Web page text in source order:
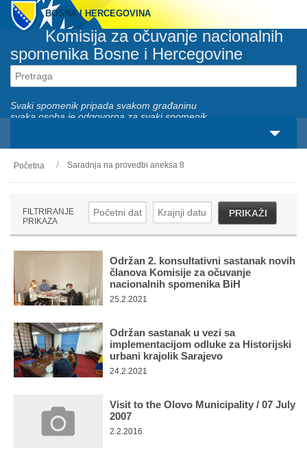
BOSNA I HERCEGOVINA
Komisija za očuvanje nacionalnih
spomenika Bosne i Hercegovine
Svaki spomenik pripada svakom građaninu
svaka osoba je odgovorna za svaki spomenik
O nama
Servisi
Multimedija
Početna Saradnja na provedbi aneksa 8
FILTRIRANJE
PRIKAZA
PRIKAŽI
Održan 2. konsultativni sastanak novih
članova Komisije za očuvanje
nacionalnih spomenika BiH
25.2.2021
Održan sastanak u vezi sa
implementacijom odluke za Historijski
urbani krajolik Sarajevo
24.2.2021
Visit to the Olovo Municipality / 07 July
2007
2.2.2016